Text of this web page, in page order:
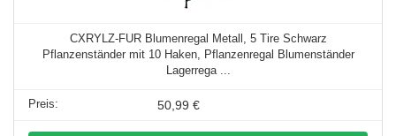
CXRYLZ-FUR Blumenregal Metall, 5 Tire Schwarz
Pflanzenständer mit 10 Haken, Pflanzenregal Blumenständer
Lagerrega ...
50,99 €